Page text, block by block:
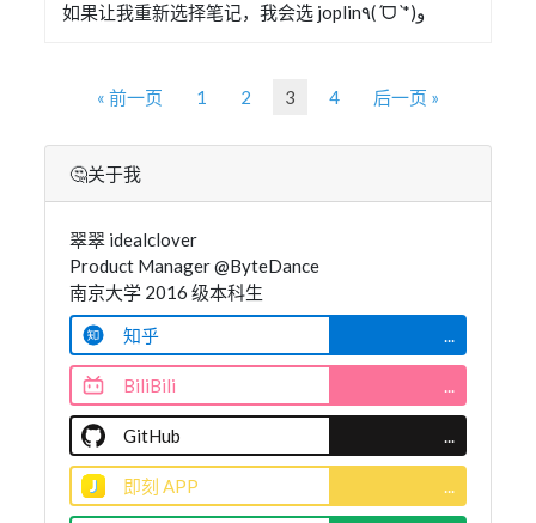
如果让我重新选择笔记，我会选 joplin٩(ˊᗜˋ*)و
« 前一页 1 2 3 4 后一页 »
🤔关于我
翠翠 idealclover
Product Manager @ByteDance
南京大学 2016 级本科生
知乎
...
BiliBili ...
GitHub ...
即刻 APP ...